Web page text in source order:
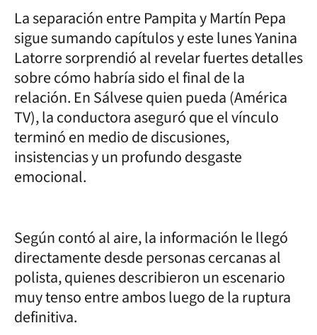
La separación entre Pampita y Martín Pepa
sigue sumando capítulos y este lunes Yanina
Latorre sorprendió al revelar fuertes detalles
sobre cómo habría sido el final de la
relación. En Sálvese quien pueda (América
TV), la conductora aseguró que el vínculo
terminó en medio de discusiones,
insistencias y un profundo desgaste
emocional.
Según contó al aire, la información le llegó
directamente desde personas cercanas al
polista, quienes describieron un escenario
muy tenso entre ambos luego de la ruptura
definitiva.